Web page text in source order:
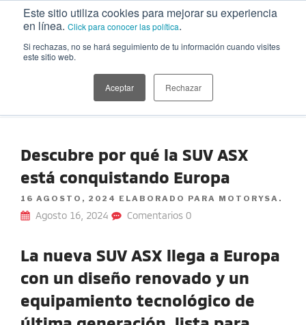
Este sitio utiliza cookies para mejorar su experiencia
en línea. Click para conocer las política.
Si rechazas, no se hará seguimiento de tu información cuando visites
este sitio web.
Aceptar Rechazar
MITSUBISHI MOTORS | BLOG
Información sobre nuestras camionetas, tips para cuidar el auto,
playlists, recetas, planes, estilo de vida y más temáticas de interés
Descubre por qué la SUV ASX
está conquistando Europa
POSTED
ON
16 AGOSTO, 2024 ELABORADO PARA MOTORYSA.
Agosto 16, 2024 Comentarios 0
La nueva SUV ASX llega a Europa
con un diseño renovado y un
equipamiento tecnológico de